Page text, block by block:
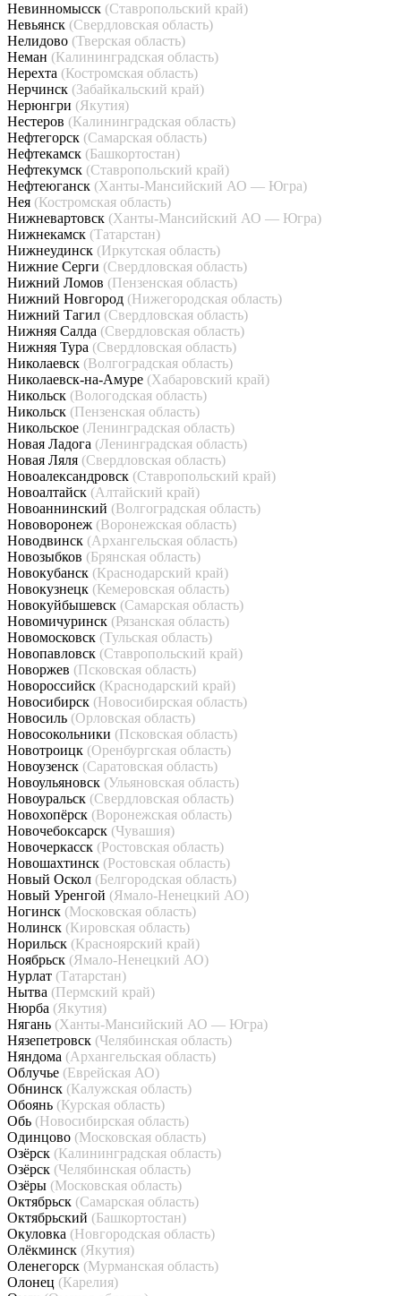
Невинномысск (Ставропольский край)
Невьянск (Свердловская область)
Нелидово (Тверская область)
Неман (Калининградская область)
Нерехта (Костромская область)
Нерчинск (Забайкальский край)
Нерюнгри (Якутия)
Нестеров (Калининградская область)
Нефтегорск (Самарская область)
Нефтекамск (Башкортостан)
Нефтекумск (Ставропольский край)
Нефтеюганск (Ханты-Мансийский АО — Югра)
Нея (Костромская область)
Нижневартовск (Ханты-Мансийский АО — Югра)
Нижнекамск (Татарстан)
Нижнеудинск (Иркутская область)
Нижние Серги (Свердловская область)
Нижний Ломов (Пензенская область)
Нижний Новгород (Нижегородская область)
Нижний Тагил (Свердловская область)
Нижняя Салда (Свердловская область)
Нижняя Тура (Свердловская область)
Николаевск (Волгоградская область)
Николаевск-на-Амуре (Хабаровский край)
Никольск (Вологодская область)
Никольск (Пензенская область)
Никольское (Ленинградская область)
Новая Ладога (Ленинградская область)
Новая Ляля (Свердловская область)
Новоалександровск (Ставропольский край)
Новоалтайск (Алтайский край)
Новоаннинский (Волгоградская область)
Нововоронеж (Воронежская область)
Новодвинск (Архангельская область)
Новозыбков (Брянская область)
Новокубанск (Краснодарский край)
Новокузнецк (Кемеровская область)
Новокуйбышевск (Самарская область)
Новомичуринск (Рязанская область)
Новомосковск (Тульская область)
Новопавловск (Ставропольский край)
Новоржев (Псковская область)
Новороссийск (Краснодарский край)
Новосибирск (Новосибирская область)
Новосиль (Орловская область)
Новосокольники (Псковская область)
Новотроицк (Оренбургская область)
Новоузенск (Саратовская область)
Новоульяновск (Ульяновская область)
Новоуральск (Свердловская область)
Новохопёрск (Воронежская область)
Новочебоксарск (Чувашия)
Новочеркасск (Ростовская область)
Новошахтинск (Ростовская область)
Новый Оскол (Белгородская область)
Новый Уренгой (Ямало-Ненецкий АО)
Ногинск (Московская область)
Нолинск (Кировская область)
Норильск (Красноярский край)
Ноябрьск (Ямало-Ненецкий АО)
Нурлат (Татарстан)
Нытва (Пермский край)
Нюрба (Якутия)
Нягань (Ханты-Мансийский АО — Югра)
Нязепетровск (Челябинская область)
Няндома (Архангельская область)
Облучье (Еврейская АО)
Обнинск (Калужская область)
Обоянь (Курская область)
Обь (Новосибирская область)
Одинцово (Московская область)
Озёрск (Калининградская область)
Озёрск (Челябинская область)
Озёры (Московская область)
Октябрьск (Самарская область)
Октябрьский (Башкортостан)
Окуловка (Новгородская область)
Олёкминск (Якутия)
Оленегорск (Мурманская область)
Олонец (Карелия)